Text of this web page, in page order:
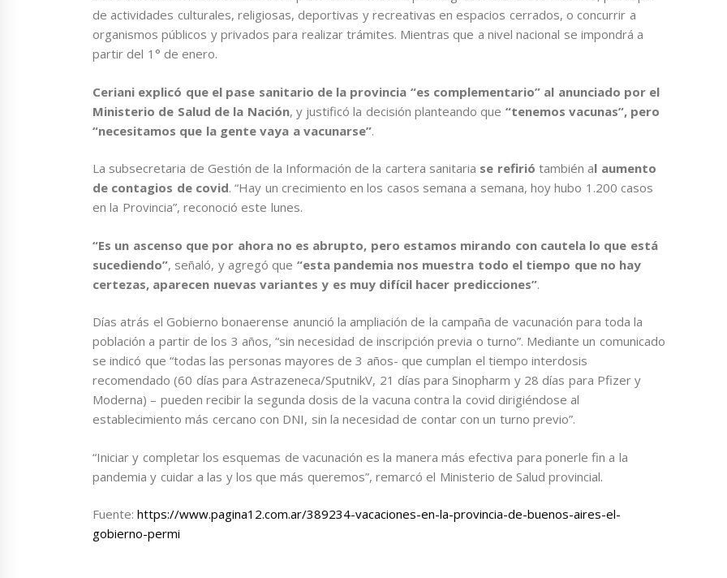
de actividades culturales, religiosas, deportivas y recreativas en espacios cerrados, o concurrir a
organismos públicos y privados para realizar trámites. Mientras que a nivel nacional se impondrá a
partir del 1° de enero.
Ceriani explicó que el pase sanitario de la provincia “es complementario” al anunciado por el
Ministerio de Salud de la Nación, y justificó la decisión planteando que “tenemos vacunas”, pero
“necesitamos que la gente vaya a vacunarse”.
La subsecretaria de Gestión de la Información de la cartera sanitaria se refirió también al aumento
de contagios de covid. “Hay un crecimiento en los casos semana a semana, hoy hubo 1.200 casos
en la Provincia”, reconoció este lunes.
“Es un ascenso que por ahora no es abrupto, pero estamos mirando con cautela lo que está
sucediendo”, señaló, y agregó que “esta pandemia nos muestra todo el tiempo que no hay
certezas, aparecen nuevas variantes y es muy difícil hacer predicciones”.
Días atrás el Gobierno bonaerense anunció la ampliación de la campaña de vacunación para toda la
población a partir de los 3 años, “sin necesidad de inscripción previa o turno”. Mediante un comunicado
se indicó que “todas las personas mayores de 3 años- que cumplan el tiempo interdosis
recomendado (60 días para Astrazeneca/SputnikV, 21 días para Sinopharm y 28 días para Pfizer y
Moderna) – pueden recibir la segunda dosis de la vacuna contra la covid dirigiéndose al
establecimiento más cercano con DNI, sin la necesidad de contar con un turno previo”.
“Iniciar y completar los esquemas de vacunación es la manera más efectiva para ponerle fin a la
pandemia y cuidar a las y los que más queremos”, remarcó el Ministerio de Salud provincial.
Fuente:https://www.pagina12.com.ar/389234-vacaciones-en-la-provincia-de-buenos-aires-el-
gobierno-permi